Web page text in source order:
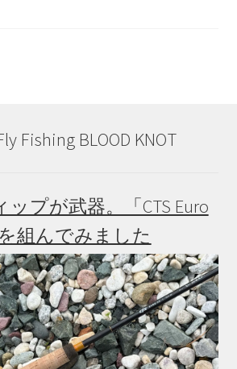
Fishing BLOOD KNOT
プが武器。「CTS Euro
を組んでみました